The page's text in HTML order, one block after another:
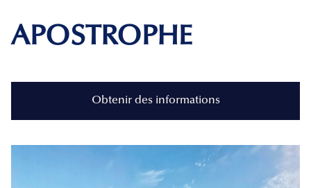
APOSTROPHE
Obtenir des informations